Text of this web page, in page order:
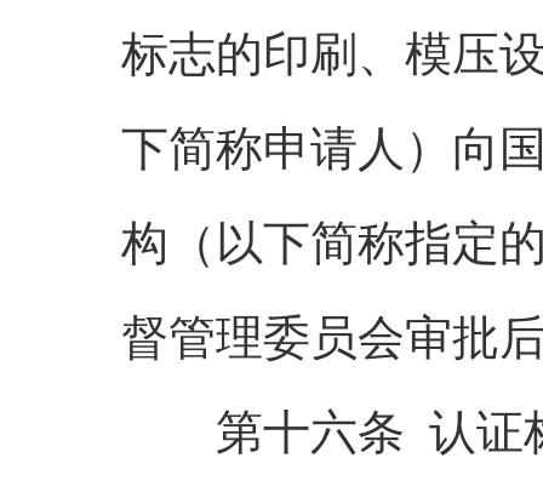
标志的印刷、模压
下简称申请人）向
构（以下简称指定
督管理委员会审批
第十六条 认证